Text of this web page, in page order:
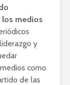
los medios
y
como
de las